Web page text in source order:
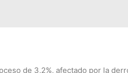
de 3,2%, afectado por la